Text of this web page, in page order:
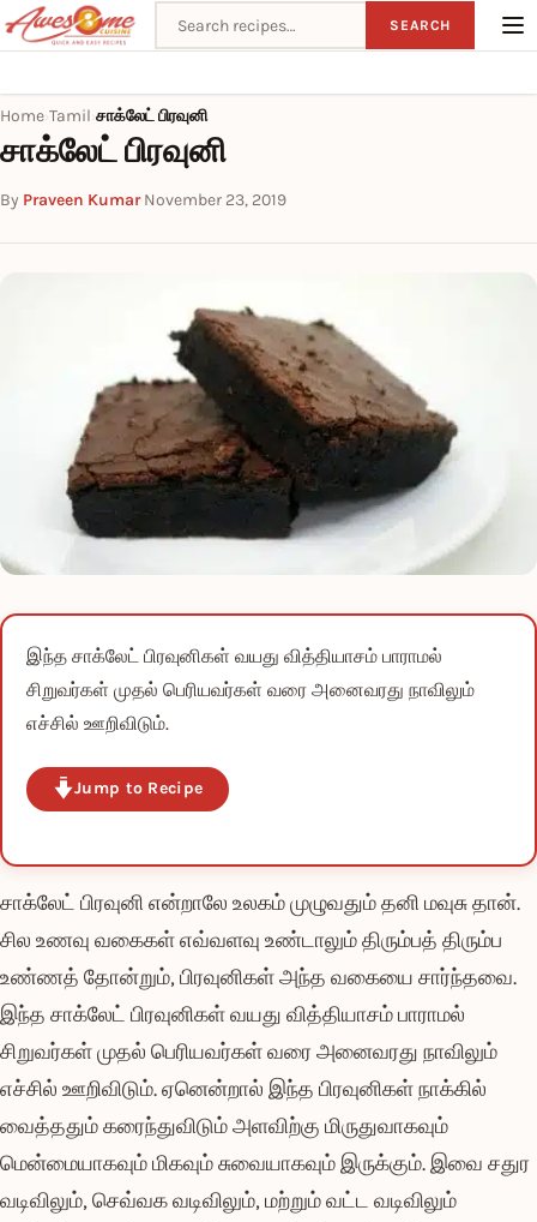
Search recipes SEARCH
Home Tamil சாக்லேட் பிரவுனி
சாக்லேட் பிரவுனி
By Praveen Kumar·November 23, 2019
இந்த சாக்லேட் பிரவுனிகள் வயது வித்தியாசம் பாராமல்
சிறுவர்கள் முதல் பெரியவர்கள் வரை அனைவரது நாவிலும்
எச்சில் ஊறிவிடும்.
Jump to Recipe
சாக்லேட் பிரவுனி என்றாலே உலகம் முழுவதும் தனி மவுசு தான்.
சில உணவு வகைகள் எவ்வளவு உண்டாலும் திரும்பத் திரும்ப
உண்ணத் தோன்றும், பிரவுனிகள் அந்த வகையை சார்ந்தவை.
இந்த சாக்லேட் பிரவுனிகள் வயது வித்தியாசம் பாராமல்
சிறுவர்கள் முதல் பெரியவர்கள் வரை அனைவரது நாவிலும்
எச்சில் ஊறிவிடும். ஏனென்றால் இந்த பிரவுனிகள் நாக்கில்
வைத்ததும் கரைந்துவிடும் அளவிற்கு மிருதுவாகவும்
மென்மையாகவும் மிகவும் சுவையாகவும் இருக்கும். இவை சதுர
வடிவிலும், செவ்வக வடிவிலும், மற்றும் வட்ட வடிவிலும்